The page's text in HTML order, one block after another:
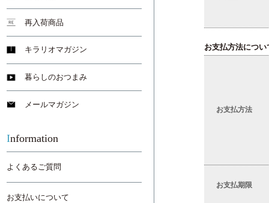
お支払方法につい
お支払方法
お支払期限
再入荷商品
キラリオマガジン
暮らしのおつまみ
メールマガジン
Information
よくあるご質問
お支払いについて